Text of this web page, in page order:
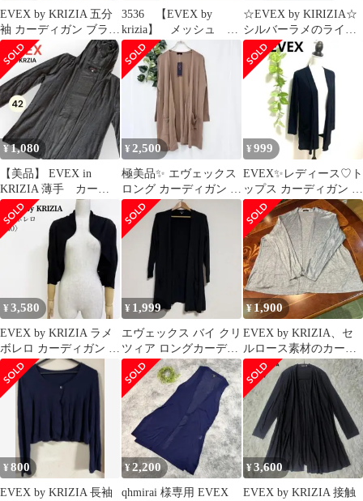
EVEX by KRIZIA 五分
袖 カーディガン ブラッ
ク 42
3536 【EVEX by
krizia】 メッシュ ボ
レロ 40 ベージュ
☆EVEX by KIRIZIA☆
シルバーラメのライン
がオシャレなカーディ
ガン
¥1,080
【美品】 EVEX in
KRIZIA 薄手 カーデ
ィガン グレー 42
¥2,500
極美品✨ エヴェックス
ロング カーディガン ベ
ージュ ウール 大きめ
羽織
¥ 999
EVEX✨レディース♡ト
ップス カーディガン 長
袖 黒（40）綺麗め
¥3,580
EVEX by KRIZIA ラメ
ボレロ カーディガン 羽
織り 黒 40
¥ 1,999
エヴェックス バイ クリ
ツィア ロングカーディ
ガン 42 ブラック黒 L
XL
¥1,900
EVEX by KRIZIA、セ
ルロース素材のカーデ
ィガン。
¥800
EVEX by KRIZIA 長袖
¥2,200
qhmirai 様専用 EVEX
¥3,600
EVEX by KRIZIA 接触